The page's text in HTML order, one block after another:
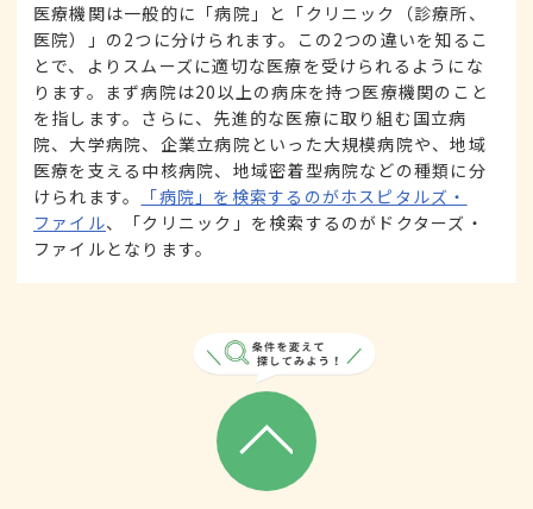
医療機関は一般的に「病院」と「クリニック（診療所、
医院）」の2つに分けられます。この2つの違いを知るこ
とで、よりスムーズに適切な医療を受けられるようにな
ります。まず病院は20以上の病床を持つ医療機関のこと
を指します。さらに、先進的な医療に取り組む国立病
院、大学病院、企業立病院といった大規模病院や、地域
医療を支える中核病院、地域密着型病院などの種類に分
けられます。
「病院」を検索するのがホスピタルズ・
ファイル、「クリニック」を検索するのがドクターズ・
ファイルとなります。